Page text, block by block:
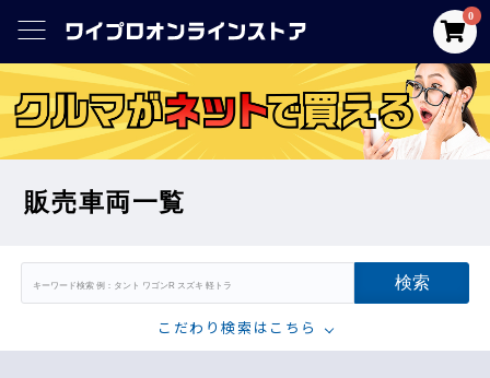
0
販売車両一覧
こだわり検索はこちら